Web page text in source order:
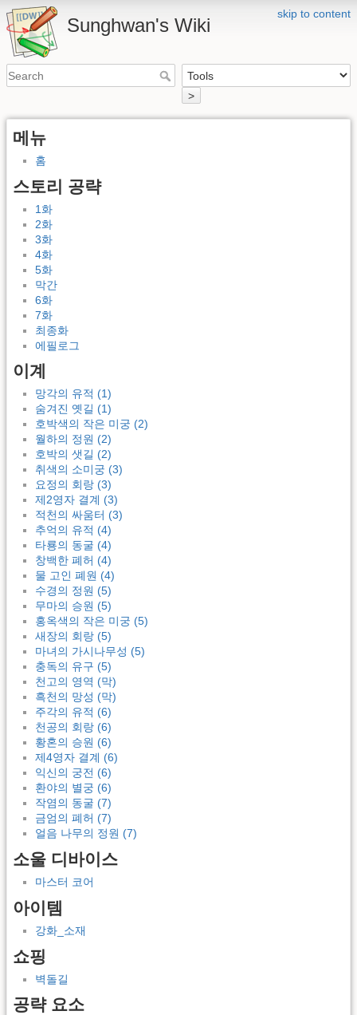
skip to content
Sunghwan's Wiki
>
메뉴
홈
스토리 공략
1화
2화
3화
4화
5화
막간
6화
7화
최종화
에필로그
이계
망각의 유적 (1)
숨겨진 옛길 (1)
호박색의 작은 미궁 (2)
월하의 정원 (2)
호박의 샛길 (2)
취색의 소미궁 (3)
요정의 회랑 (3)
제2영자 결계 (3)
적천의 싸움터 (3)
추억의 유적 (4)
타룡의 동굴 (4)
창백한 폐허 (4)
물 고인 폐원 (4)
수경의 정원 (5)
무마의 승원 (5)
홍옥색의 작은 미궁 (5)
새장의 회랑 (5)
마녀의 가시나무성 (5)
충독의 유구 (5)
천고의 영역 (막)
흑천의 망성 (막)
주각의 유적 (6)
천공의 회랑 (6)
황혼의 승원 (6)
제4영자 결계 (6)
익신의 궁전 (6)
환야의 별궁 (6)
작염의 동굴 (7)
금엄의 폐허 (7)
얼음 나무의 정원 (7)
소울 디바이스
마스터 코어
아이템
강화_소재
쇼핑
벽돌길
공략 요소